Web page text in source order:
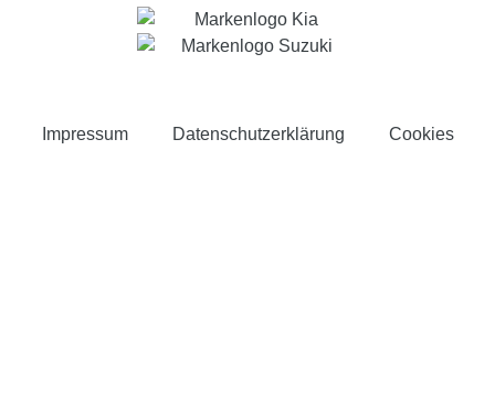
Impressum Datenschutzerklärung Cookies